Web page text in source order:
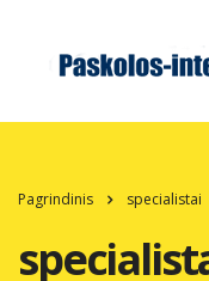
Pagrindinis specialistai